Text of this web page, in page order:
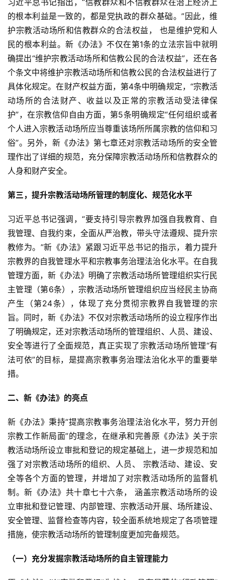
习近平总书记指出，“信教群众和不信教群众在治上经济上
的根本利益是一致的，都是党执政的群众基础。”因此，维
护宗教活动场所和信教群众的合法权益， 也是维护党和人
民的根本利益。新《办法》不仅在第1条的立法宗旨中就明
确提出“维护宗教活动场所和信教公民的合法权益”，还在各
个条文中将维护宗教活动场所和信教公民的合法权益进行了
具体化规定。在财产权益方面，第4条中明确规定，“宗教活
动场所的合法财产、收益以及正常的宗教活动受法律保
护”，在宗教信仰自由方面，第5条明确规定“任何组织或者
个人进入宗教活动场所应当尊重该场所所属宗教的信仰和习
俗”。另外，新《办法》第七章还对宗教活动场所的安全管
理作出了详细的规范，充分保障宗教活动场所和信教群众的
人身和财产安全。
第三，提升宗教活动场所管理的制度化、规范化水平
习近平总书记强调，“要支持引导宗教界加强自我教育、自
我管理、自我约束，全面从严治教，带头守法遵规、提升宗
教修为。”新《办法》紧跟习近平总书记的指示，着力提升
宗教界的自我管理水平和宗教事务治理法治化水平。在自我
管理方面，新《办法》明确了宗教活动场所管理组织实行民
主管理（第6条），宗教活动场所管理组织应当经民主协商
产生（第24条），体现了充分贯彻宗教界自我管理的宗
旨。同时，新《办法》不仅对宗教活动场所的设立程序作出
了明确规定，还对宗教活动场所的管理组织、人员、建设、
安全等进行了全面规范，真正实现了宗教活动场所管理“有
法可依”的目标，是提高宗教事务治理法治化水平的重要举
措。
二、新《办法》的亮点
新《办法》秉持“提高宗教事务治理法治化水平，努力开创
宗教工作新局面”的理念，在继承和完善原《办法》关于宗
教活动场所设立审批和登记的规定基础上，进一步规范和加
强了对宗教活动场所的组织、人员、 宗教活动、建设、安
全等各个方面的管理，并增加了对宗教活动场所的监督机
制。新《办法》共十章七十六条， 涵盖宗教活动场所的设
立审批和登记管理、内部管理、宗教活动开展、场所建设、
安全管理、监督检查等内容，较全面系统地规定了各项管理
措施，使宗教活动场所的管理制度更加完备规范。
（一）充分发掘宗教活动场所的自主管理能力